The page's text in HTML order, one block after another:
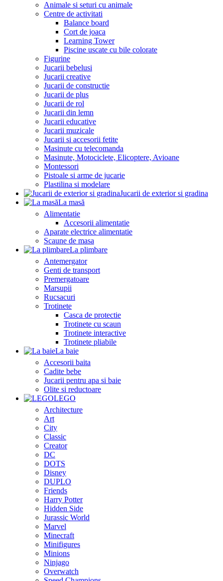
Animale si seturi cu animale
Centre de activitati
Balance board
Cort de joaca
Learning Tower
Piscine uscate cu bile colorate
Figurine
Jucarii bebelusi
Jucarii creative
Jucarii de constructie
Jucarii de plus
Jucarii de rol
Jucarii din lemn
Jucarii educative
Jucarii muzicale
Jucarii si accesorii fetite
Masinute cu telecomanda
Masinute, Motociclete, Elicoptere, Avioane
Montessori
Pistoale si arme de jucarie
Plastilina si modelare
Jucarii de exterior si gradina
La masă
Alimentatie
Accesorii alimentatie
Aparate electrice alimentatie
Scaune de masa
La plimbare
Antemergator
Genti de transport
Premergatoare
Marsupii
Rucsacuri
Trotinete
Casca de protectie
Trotinete cu scaun
Trotinete interactive
Trotinete pliabile
La baie
Accesorii baita
Cadite bebe
Jucarii pentru apa si baie
Olite si reductoare
LEGO
Architecture
Art
City
Classic
Creator
DC
DOTS
Disney
DUPLO
Friends
Harry Potter
Hidden Side
Jurassic World
Marvel
Minecraft
Minifigures
Minions
Ninjago
Overwatch